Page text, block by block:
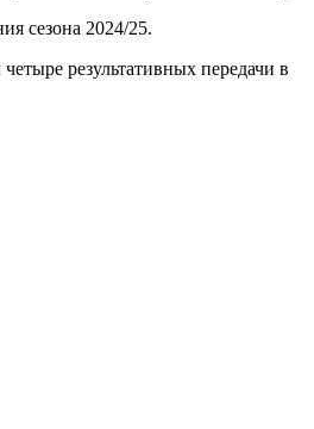
сезона 2024/25.
результативных передачи в